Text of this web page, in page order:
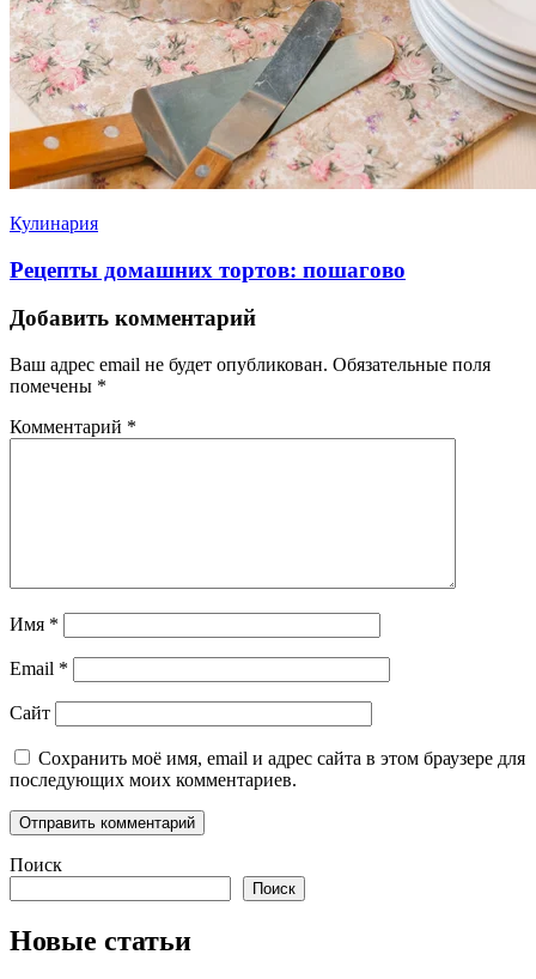
Кулинария
Рецепты домашних тортов: пошагово
Добавить комментарий
Ваш адрес email не будет опубликован. Обязательные поля
помечены *
Комментарий *
Имя *
Email *
Сайт
Сохранить моё имя, email и адрес сайта в этом браузере для
последующих моих комментариев.
Поиск
Поиск
Новые статьи